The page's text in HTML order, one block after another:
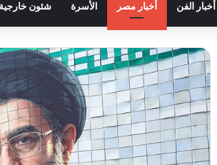
أخبار الفن أخبار مصر الأسرة شئون خارجية